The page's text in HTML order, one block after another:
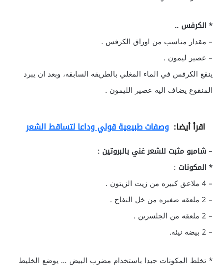
* الكرفس ..
– مقدار مناسب من اوراق الكرفس .
– عصير ليمون .
ينقع الكرفس في الماء المغلي بالطريقه السابقه، وبعد ان يبرد
المنقوع يضاف اليه عصير الليمون .
اقرأ أيضا: وصفات طبيعية قولي وداعا لتساقط الشعر
– شامبو مثبت للشعر غني بالبروتين :
* المكونات :
– 4 ملاعق كبيره من زيت الزيتون .
– 2 ملعقه صغيره من خل التفاح .
– 2 ملعقه من الجلسرين .
– 2 بيضه نيئه.
* تخلط المكونات جيدا باستخدام مضرب البيض … يوضع الخليط